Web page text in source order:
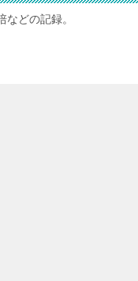
どの記録。